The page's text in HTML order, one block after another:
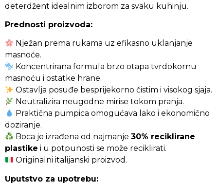
deterdžent idealnim izborom za svaku kuhinju.
Prednosti proizvoda:
Nježan prema rukama uz efikasno uklanjanje
masnoće.
Koncentrirana formula brzo otapa tvrdokornu
masnoću i ostatke hrane.
Ostavlja posuđe besprijekorno čistim i visokog sjaja.
Neutralizira neugodne mirise tokom pranja.
Praktična pumpica omogućava lako i ekonomično
doziranje.
Boca je izrađena od najmanje30% reciklirane
plastike i u potpunosti se može reciklirati.
Originalni italijanski proizvod.
Uputstvo za upotrebu: